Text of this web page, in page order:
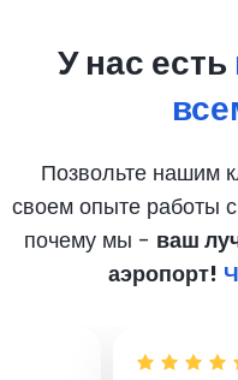
У нас есть
Позвольте нашим
своем опыте
почему мы - ваш
аэропорт!